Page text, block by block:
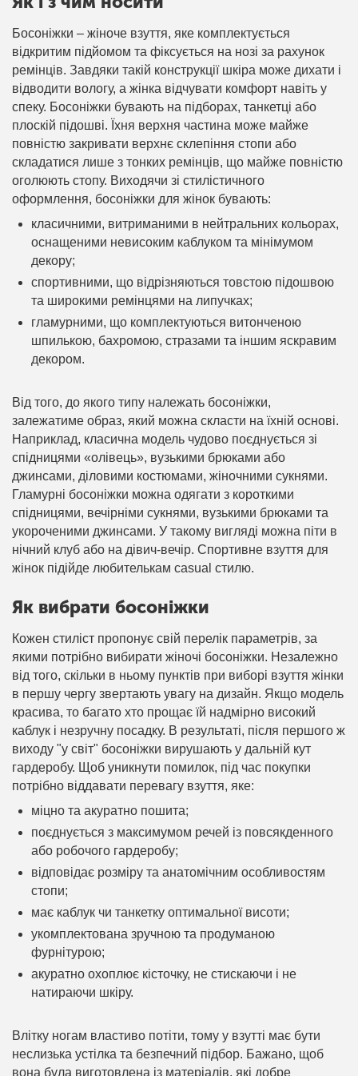
Босоніжки – жіноче взуття, яке комплектується
відкритим підйомом та фіксується на нозі за рахунок
ремінців. Завдяки такій конструкції шкіра може дихати і
відводити вологу, а жінка відчувати комфорт навіть у
спеку. Босоніжки бувають на підборах, танкетці або
плоскій підошві. Їхня верхня частина може майже
повністю закривати верхнє склепіння стопи або
складатися лише з тонких ремінців, що майже повністю
оголюють стопу. Виходячи зі стилістичного
оформлення, босоніжки для жінок бувають:
класичними, витриманими в нейтральних кольорах,
оснащеними невисоким каблуком та мінімумом
декору;
спортивними, що відрізняються товстою підошвою
та широкими ремінцями на липучках;
гламурними, що комплектуються витонченою
шпилькою, бахромою, стразами та іншим яскравим
декором.
Від того, до якого типу належать босоніжки,
залежатиме образ, який можна скласти на їхній основі.
Наприклад, класична модель чудово поєднується зі
спідницями «олівець», вузькими брюками або
джинсами, діловими костюмами, жіночними сукнями.
Гламурні босоніжки можна одягати з короткими
спідницями, вечірніми сукнями, вузькими брюками та
укороченими джинсами. У такому вигляді можна піти в
нічний клуб або на дівич-вечір. Спортивне взуття для
жінок підійде любителькам casual стилю.
Як вибрати босоніжки
Кожен стиліст пропонує свій перелік параметрів, за
якими потрібно вибирати жіночі босоніжки. Незалежно
від того, скільки в ньому пунктів при виборі взуття жінки
в першу чергу звертають увагу на дизайн. Якщо модель
красива, то багато хто прощає їй надмірно високий
каблук і незручну посадку. В результаті, після першого ж
виходу "у світ" босоніжки вирушають у дальній кут
гардеробу. Щоб уникнути помилок, під час покупки
потрібно віддавати перевагу взуття, яке:
міцно та акуратно пошита;
поєднується з максимумом речей із повсякденного
або робочого гардеробу;
відповідає розміру та анатомічним особливостям
стопи;
має каблук чи танкетку оптимальної висоти;
укомплектована зручною та продуманою
фурнітурою;
акуратно охоплює кісточку, не стискаючи і не
натираючи шкіру.
Влітку ногам властиво потіти, тому у взутті має бути
неслизька устілка та безпечний підбор. Бажано, щоб
вона була виготовлена із матеріалів, які добре